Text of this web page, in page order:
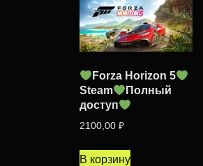
Forza Horizon 5
Steam
Полный
доступ
2100,00 ₽
В корзину